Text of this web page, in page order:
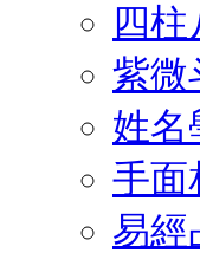
四
紫微
姓名
手面
易經